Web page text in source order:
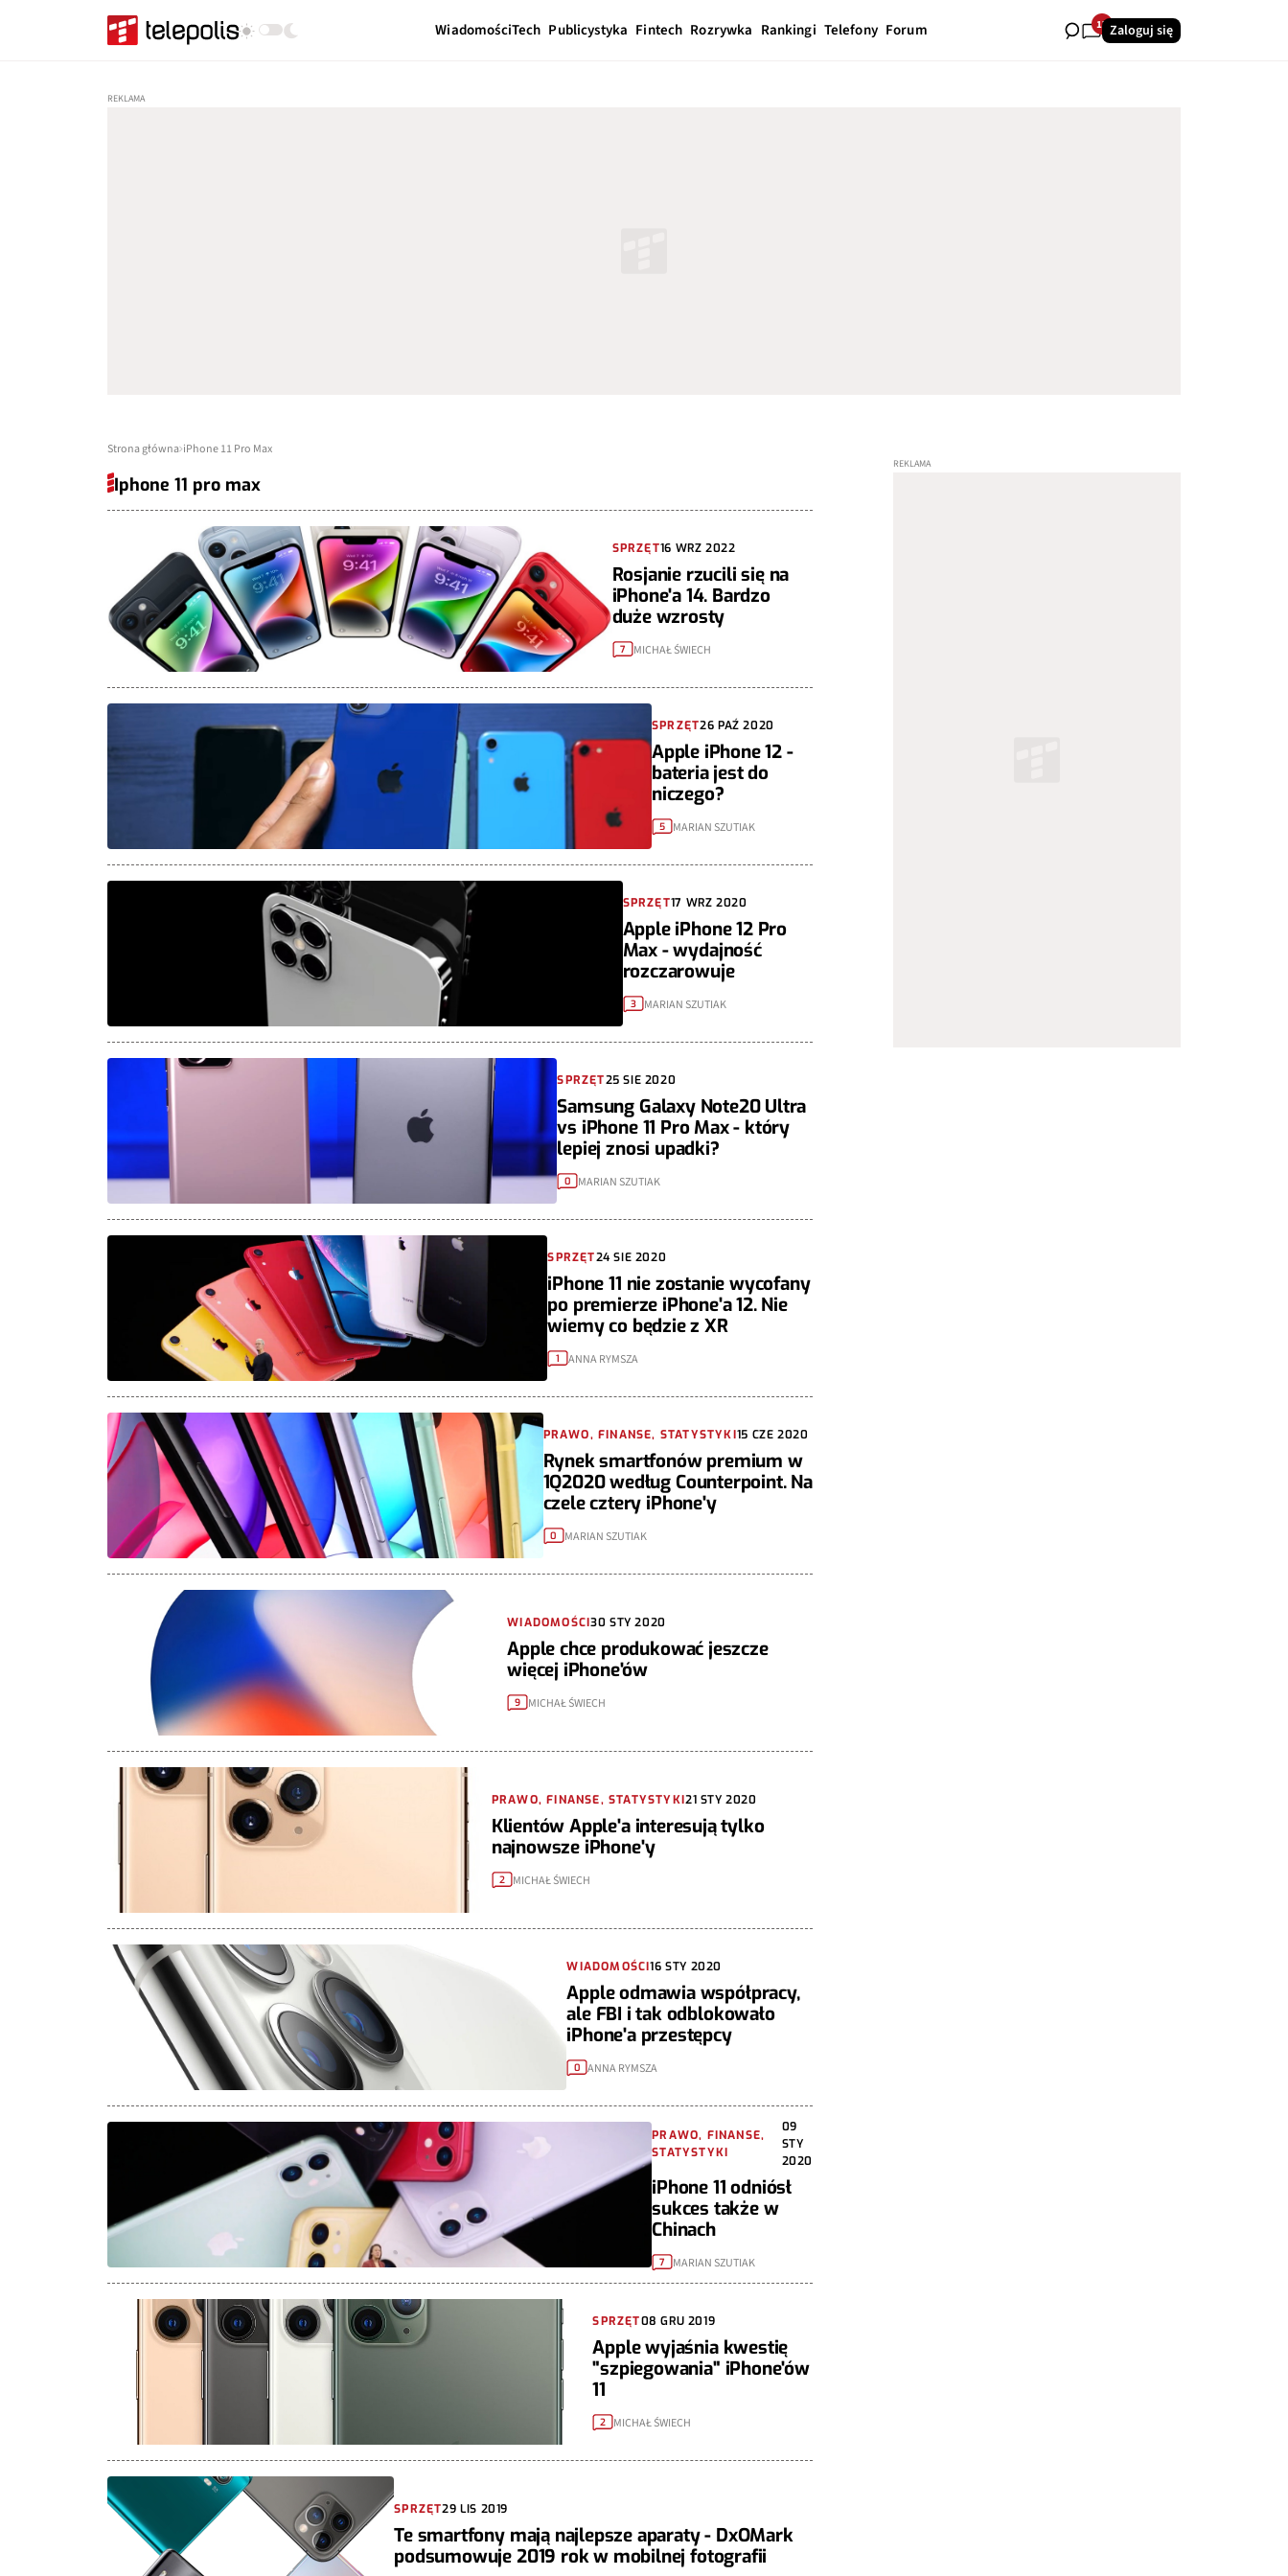
WiadomościTech Publicystyka Fintech Rozrywka Rankingi Telefony Forum 17Zaloguj się
Strona główna iPhone 11 Pro Max
Iphone 11 pro max
SPRZĘT16 WRZ 2022
Rosjanie rzucili się na
iPhone'a 14. Bardzo
duże wzrosty
7 MICHAŁ ŚWIECH
SPRZĘT26 PAŹ 2020
Apple iPhone 12 -
bateria jest do
niczego?
5 MARIAN SZUTIAK
SPRZĘT17 WRZ 2020
Apple iPhone 12 Pro
Max - wydajność
rozczarowuje
3 MARIAN SZUTIAK
SPRZĘT25 SIE 2020
Samsung Galaxy Note20 Ultra
vs iPhone 11 Pro Max - który
lepiej znosi upadki?
0 MARIAN SZUTIAK
SPRZĘT24 SIE 2020
iPhone 11 nie zostanie wycofany
po premierze iPhone'a 12. Nie
wiemy co będzie z XR
1 ANNA RYMSZA
PRAWO, FINANSE, STATYSTYKI15 CZE 2020
Rynek smartfonów premium w
1Q2020 według Counterpoint. Na
czele cztery iPhone'y
0 MARIAN SZUTIAK
WIADOMOŚCI30 STY 2020
Apple chce produkować jeszcze
więcej iPhone'ów
9 MICHAŁ ŚWIECH
PRAWO, FINANSE, STATYSTYKI21 STY 2020
Klientów Apple'a interesują tylko
najnowsze iPhone'y
2 MICHAŁ ŚWIECH
WIADOMOŚCI16 STY 2020
Apple odmawia współpracy,
ale FBI i tak odblokowało
iPhone'a przestępcy
0 ANNA RYMSZA
PRAWO, FINANSE,
STATYSTYKI
09
STY
2020
iPhone 11 odniósł
sukces także w
Chinach
7 MARIAN SZUTIAK
SPRZĘT08 GRU 2019
Apple wyjaśnia kwestię
"szpiegowania" iPhone'ów
11
2 MICHAŁ ŚWIECH
SPRZĘT29 LIS 2019
Te smartfony mają najlepsze aparaty - DxOMark
podsumowuje 2019 rok w mobilnej fotografii